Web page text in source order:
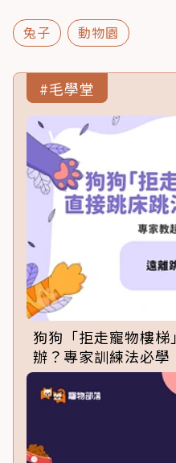
兔子 動物園
#毛學堂
狗狗「拒走寵物樓
辦？專家訓練法必學